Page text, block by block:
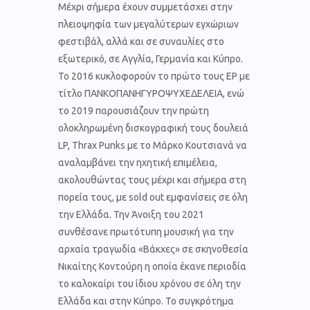
Μέχρι σήμερα έχουν συμμετάσχει στην
πλειοψηφία των μεγαλύτερων εγχώριων
φεστιβάλ, αλλά και σε συναυλίες στο
εξωτερικό, σε Αγγλία, Γερμανία και Κύπρο.
Το 2016 κυκλοφορούν το πρώτο τους EP με
τίτλο ΠΑΝΚΟΠΑΝΗΓΥΡΟΨΥΧΕΔΕΛΕΙΑ, ενώ
το 2019 παρουσιάζουν την πρώτη
ολοκληρωμένη δισκογραφική τους δουλειά
LP, Thrax Punks με το Μάρκο Κουτσιανά να
αναλαμβάνει την ηχητική επιμέλεια,
ακολουθώντας τους μέχρι και σήμερα στη
πορεία τους, με sold out εμφανίσεις σε όλη
την Ελλάδα. Την Άνοιξη του 2021
συνθέσανε πρωτότυπη μουσική για την
αρχαία τραγωδία «Βάκχες» σε σκηνοθεσία
Νικαίτης Κοντούρη η οποία έκανε περιοδία
το καλοκαίρι του ίδιου χρόνου σε όλη την
Ελλάδα και στην Κύπρο. Το συγκρότημα